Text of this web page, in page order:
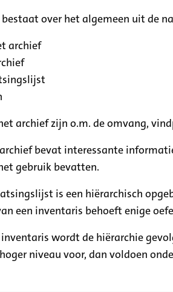
over het algemeen uit de
archief
archief zijn o.m. de omvang,
bevat interessante
gebruik bevatten.
is een hiërarchisch
een inventaris behoeft enige
wordt de hiërarchie
niveau voor, dan voldoen